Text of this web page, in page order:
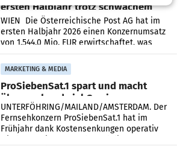
ersten Halbjahr trotz schwachem
Briefgeschäft
WIEN Die Österreichische Post AG hat im
ersten Halbjahr 2026 einen Konzernumsatz
von 1.544,0 Mio. EUR erwirtschaftet, was
einem Plus von 3,8 Prozent gegenüber dem
Vergleichszeitraum
MARKETING & MEDIA
ProSiebenSat.1 spart und macht
überraschend viel Gewinn
UNTERFÖHRING/MAILAND/AMSTERDAM. Der
Fernsehkonzern ProSiebenSat.1 hat im
Frühjahr dank Kostensenkungen operativ